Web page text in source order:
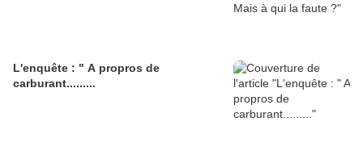
L'enquête : " A propros de
carburant.........